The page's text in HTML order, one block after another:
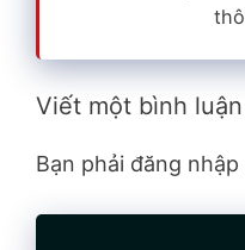
Viết một bình luận
Bạn phải đăng